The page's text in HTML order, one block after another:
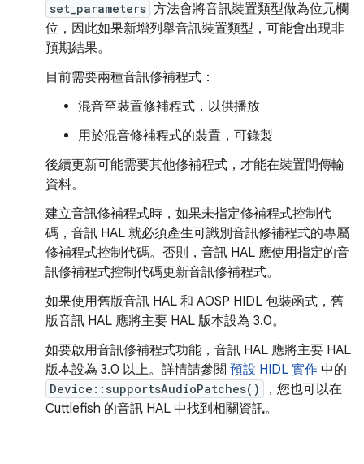
set_parameters 方法會將音訊裝置類型做為位元欄
位，因此如果新增列舉音訊裝置類型，可能會出現非
預期結果。
目前需要兩種音訊修補程式：
混音至裝置修補程式，以供播放
用於混音修補程式的裝置，可錄製
後續更新可能需要其他修補程式，才能在裝置間傳輸
資料。
建立音訊修補程式時，如果未指定修補程式控制代
碼，音訊 HAL 就必須產生可識別音訊修補程式的專屬
修補程式控制代碼。否則，音訊 HAL 應使用指定的音
訊修補程式控制代碼更新音訊修補程式。
如果使用舊版音訊 HAL 和 AOSP HIDL 包裝函式，舊
版音訊 HAL 應將主要 HAL 版本設為 3.0。
如要啟用音訊修補程式功能，音訊 HAL 應將主要 HAL
版本設為 3.0 以上。詳情請參閱 預設 HIDL 實作 中的
Device::supportsAudioPatches()
，您也可以在
Cuttlefish 的音訊 HAL 中找到相關資訊。